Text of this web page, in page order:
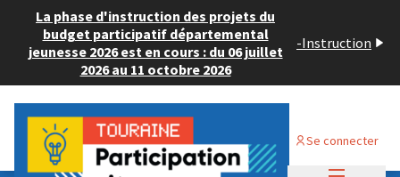
La phase d'instruction des projets du
budget participatif départemental
jeunesse 2026 est en cours : du 06 juillet
2026 au 11 octobre 2026
-Instruction
Se connecter